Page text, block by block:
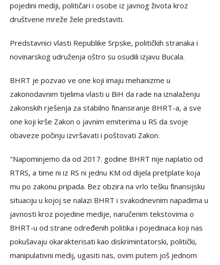
pojedini mediji, političari i osobe iz javnog života kroz
društvene mreže žele predstaviti.
Predstavnici vlasti Republike Srpske, političkih stranaka i
novinarskog udruženja oštro su osudili izjavu Bucala.
BHRT je pozvao ve one koji imaju mehanizme u
zakonodavnim tijelima vlasti u BiH da rade na iznalaženju
zakonskih rješenja za stabilno finansiranje BHRT-a, a sve
one koji krše Zakon o javnim emiterima u RS da svoje
obaveze počinju izvršavati i poštovati Zakon.
"Napominjemo da od 2017. godine BHRT nije naplatio od
RTRS, a time ni iz RS ni jednu KM od dijela pretplate koja
mu po zakonu pripada. Bez obzira na vrlo tešku finansijsku
situaciju u kojoj se nalazi BHRT i svakodnevnim napadima u
javnosti kroz pojedine medije, naručenim tekstovima o
BHRT-u od strane određenih politika i pojedinaca koji nas
pokušavaju okarakterisati kao diskrimintatorski, politički,
manipulativni medij, ugasiti nas, ovim putem još jednom